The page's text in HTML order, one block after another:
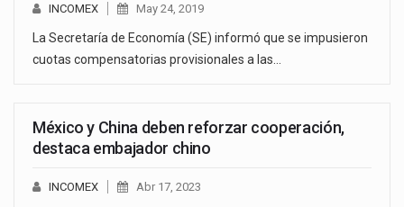
INCOMEX May 24, 2019
La Secretaría de Economía (SE) informó que se impusieron
cuotas compensatorias provisionales a las…
México y China deben reforzar cooperación,
destaca embajador chino
INCOMEX Abr 17, 2023